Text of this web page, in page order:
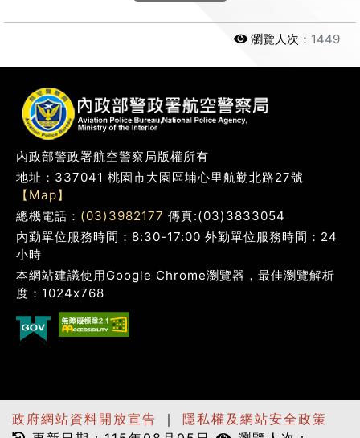
瀏覽人次： 1449
內政部警政署航空警察局版權所有
地址：337041 桃園市大園區埔心里航勤北路27號
【Map】
總機電話： (03)3982177 傳真:(03)3833054
內勤單位服務時間：8:30-17:00 外勤單位服務時間：24
小時
本網站建議使用Google Chrome瀏覽器，最佳瀏覽解析
度：1024x768
政府網站資料開放宣告 ｜ 隱私權及網站安全政策